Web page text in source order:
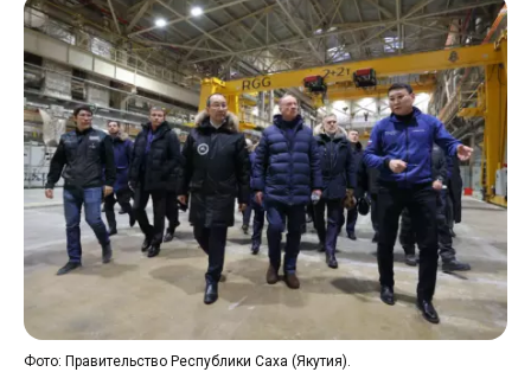
Фото: Правительство Республики Саха (Якутия).